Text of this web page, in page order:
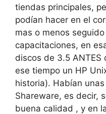
tiendas principales,
podían hacer en el
mas o menos
capacitaciones, en
discos de 3.5
ese tiempo un HP
historia). Habían
Shareware, es decir,
buena calidad , y en